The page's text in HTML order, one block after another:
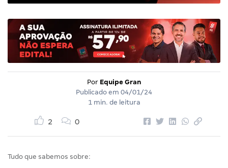
Por Equipe Gran
Publicado em 04/01/24
1 min. de leitura
2 0
Tudo que sabemos sobre: